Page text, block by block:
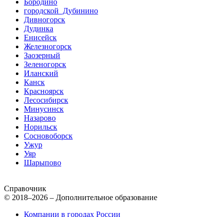
городской Дубинино
Дивногорск
Дудинка
Енисейск
Железногорск
Заозерный
Зеленогорск
Иланский
Канск
Красноярск
Лесосибирск
Минусинск
Назарово
Норильск
Сосновоборск
Ужур
Уяр
Шарыпово
Справочник
© 2018–2026 – Дополнительное образование
Компании в городах России